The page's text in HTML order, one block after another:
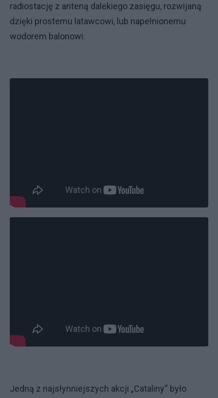
radiostację z anteną dalekiego zasięgu, rozwijaną
dzięki prostemu latawcowi, lub napełnionemu
wodorem balonowi.
Jedną z najsłynniejszych akcji „Cataliny“ było